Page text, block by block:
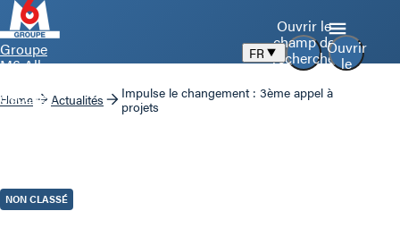
Groupe
M6 Aller
d’accueil
Ouvrir
le
FR
Ouvrir le
champ de
recherche
Home Actualités
Impulse le changement : 3ème appel à
projets
NON CLASSÉ